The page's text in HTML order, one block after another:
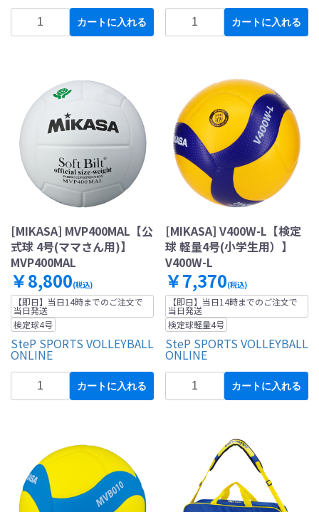
カートに入れる カートに入れる
[MIKASA] MVP400MAL【公
式球 4号(ママさん用)】
MVP400MAL
￥8,800(税込)
【即日】当日14時までのご注文で
当日発送
検定球4号
SteP SPORTS VOLLEYBALL
ONLINE
カートに入れる
[MIKASA] V400W-L【検定
球 軽量4号(小学生用）】
V400W-L
￥7,370(税込)
【即日】当日14時までのご注文で
当日発送
検定球軽量4号
SteP SPORTS VOLLEYBALL
ONLINE
カートに入れる